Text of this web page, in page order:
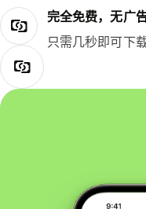
完全免费，无广
只需几秒即可下